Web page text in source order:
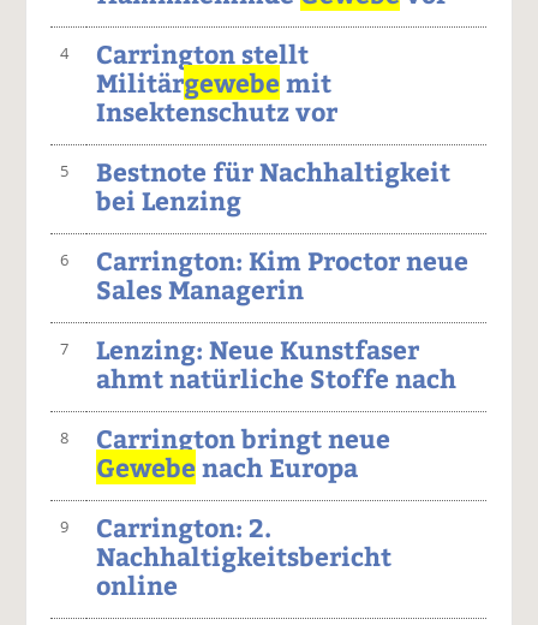
4
Carrington stellt
Militärgewebe mit
Insektenschutz vor
5
Bestnote für Nachhaltigkeit
bei Lenzing
6
Carrington: Kim Proctor neue
Sales Managerin
7
Lenzing: Neue Kunstfaser
ahmt natürliche Stoffe nach
8
Carrington bringt neue
Gewebe nach Europa
9
Carrington: 2.
Nachhaltigkeitsbericht
online